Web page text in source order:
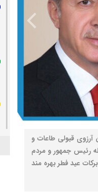
قبولی طاعات و
رئیس جمهور و مردم
عید فطر بهره مند